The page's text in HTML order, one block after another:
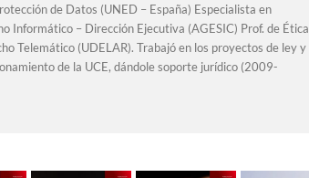
de Datos (UNED – España) Especialista en
Informático – Dirección Ejecutiva (AGESIC) Prof. de Ética
Telemático (UDELAR). Trabajó en los proyectos de ley y
de la UCE, dándole soporte jurídico (2009-